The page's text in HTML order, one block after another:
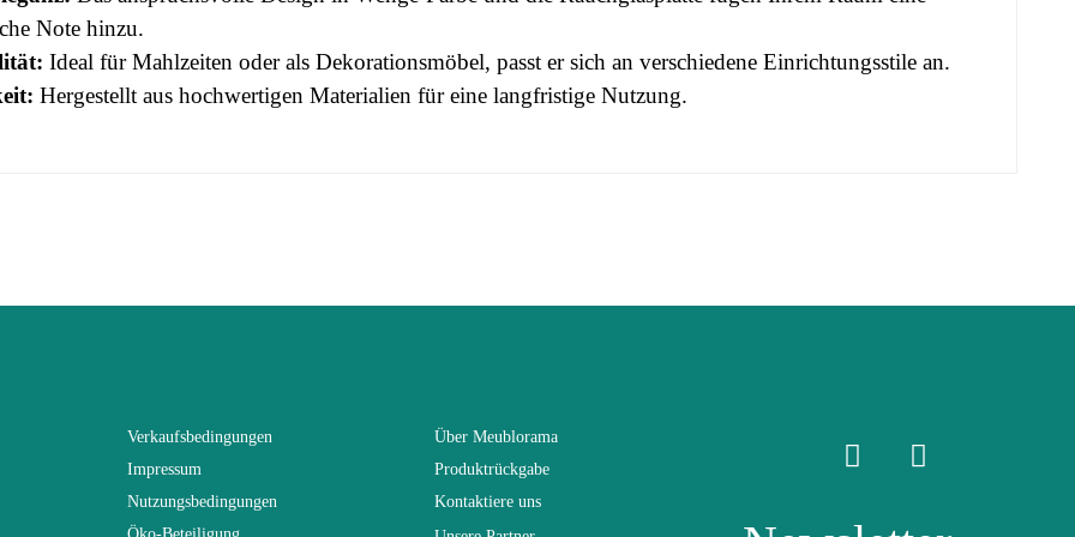
Note hinzu.
Ideal für Mahlzeiten oder als Dekorationsmöbel, passt er sich an verschiedene Einrichtungsstile an.
Hergestellt aus hochwertigen Materialien für eine langfristige Nutzung.
Tage) 0
Verkaufsbedingungen
Impressum
Nutzungsbedingungen
Über Meublorama
Produktrückgabe
Kontaktiere uns